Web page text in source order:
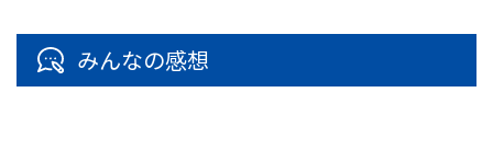
みんなの感想